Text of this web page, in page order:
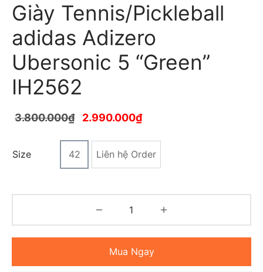
Giày Tennis/Pickleball
adidas Adizero
Ubersonic 5 “Green”
IH2562
3.800.000₫ 2.990.000₫
Size 42 Liên hệ Order
Mua Ngay